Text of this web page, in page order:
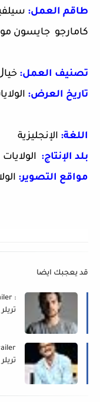
طاقم العمل:
كامارجو جايسون
تصنيف العمل:
تاريخ العرض:
اللغة: الإنجليزية
بلد الإنتاج:
مواقع التصوير:
قد يعجبك ايضا
:
: